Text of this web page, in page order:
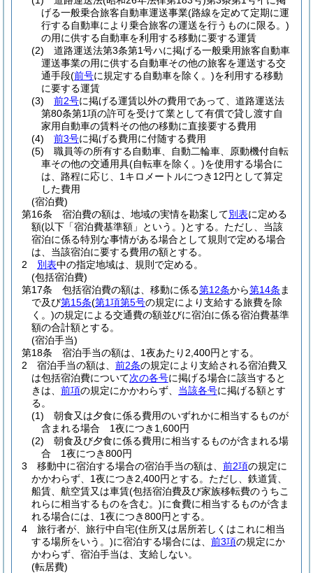
げる一般乗合旅客自動車運送事業(路線を定めて定期に運
行する自動車により乗合旅客の運送を行うものに限る。)
の用に供する自動車を利用する移動に要する運賃
(2)
道路運送法第3条第1号ハに掲げる一般乗用旅客自動車
運送事業の用に供する自動車その他の旅客を運送する交
通手段(前号に規定する自動車を除く。)を利用する移動
に要する運賃
(3)
前2号に掲げる運賃以外の費用であって、道路運送法
第80条第1項の許可を受けて業として有償で貸し渡す自
家用自動車の賃料その他の移動に直接要する費用
(4)
前3号に掲げる費用に付随する費用
(5)
職員等の所有する自動車、自動二輪車、原動機付自転
車その他の交通用具(自転車を除く。)を使用する場合に
は、路程に応じ、1キロメートルにつき12円として算定
した費用
(宿泊費)
第16条
宿泊費の額は、地域の実情を勘案して別表に定める
額(以下「宿泊費基準額」という。)とする。 ただし、当該
宿泊に係る特別な事情がある場合として規則で定める場合
は、当該宿泊に要する費用の額とする。
2
別表中の指定地域は、規則で定める。
(包括宿泊費)
第17条
包括宿泊費の額は、移動に係る第12条から第14条 ま
で及び第15条(第1項第5号の規定により支給する旅費を除
く。)の規定による交通費の額並びに宿泊に係る宿泊費基準
額の合計額とする。
(宿泊手当)
第18条
宿泊手当の額は、1夜あたり2,400円とする。
2
宿泊手当の額は、 前2条の規定により支給される宿泊費又
は包括宿泊費について次の各号に掲げる場合に該当すると
きは、 前項の規定にかかわらず、 当該各号に掲げる額とす
る。
(1)
朝食又は夕食に係る費用のいずれかに相当するものが
含まれる場合 1夜につき1,600円
(2)
朝食及び夕食に係る費用に相当するものが含まれる場
合 1夜につき800円
3
移動中に宿泊する場合の宿泊手当の額は、 前2項の規定に
かかわらず、1夜につき2,400円とする。 ただし、鉄道賃、
船賃、航空賃又は車賃(包括宿泊費及び家族移転費のうちこ
れらに相当するものを含む。)に食費に相当するものが含ま
れる場合には、1夜につき800円とする。
4
旅行者が、旅行中自宅(住所又は居所若しくはこれに相当
する場所をいう。)に宿泊する場合には、 前3項の規定にか
かわらず、宿泊手当は、支給しない。
(転居費)